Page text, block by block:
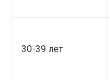
30-39 лет